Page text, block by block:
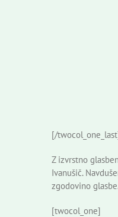
[/
Z izvrstno
Ivanušič.
zgodovino
[twocol_one]